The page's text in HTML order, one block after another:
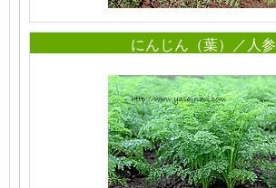
にんじん（葉）／人参